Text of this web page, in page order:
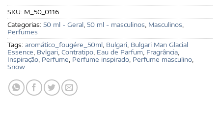
SKU: M_50_0116
Categorias: 50 ml - Geral 50 ml - masculinos Masculinos
Perfumes
Tags: aromático_fougére_50ml Bulgari Bulgari Man Glacial
Essence Bvlgari Contratipo Eau de Parfum Fragrância
Inspiração Perfume Perfume inspirado Perfume masculino
Snow